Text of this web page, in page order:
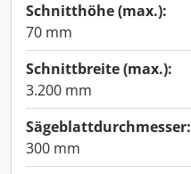
Schnitthöhe (max.):
70 mm
Schnittbreite (max.):
3.200 mm
Sägeblattdurchmesser:
300 mm